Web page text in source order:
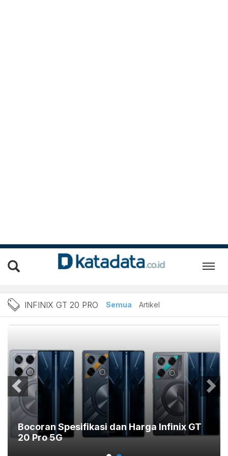
Berita Infinix GT 20 Pro
INFINIX GT 20 PRO Semua Artikel
Bocoran Spesifikasi dan Harga Infinix GT
20 Pro 5G